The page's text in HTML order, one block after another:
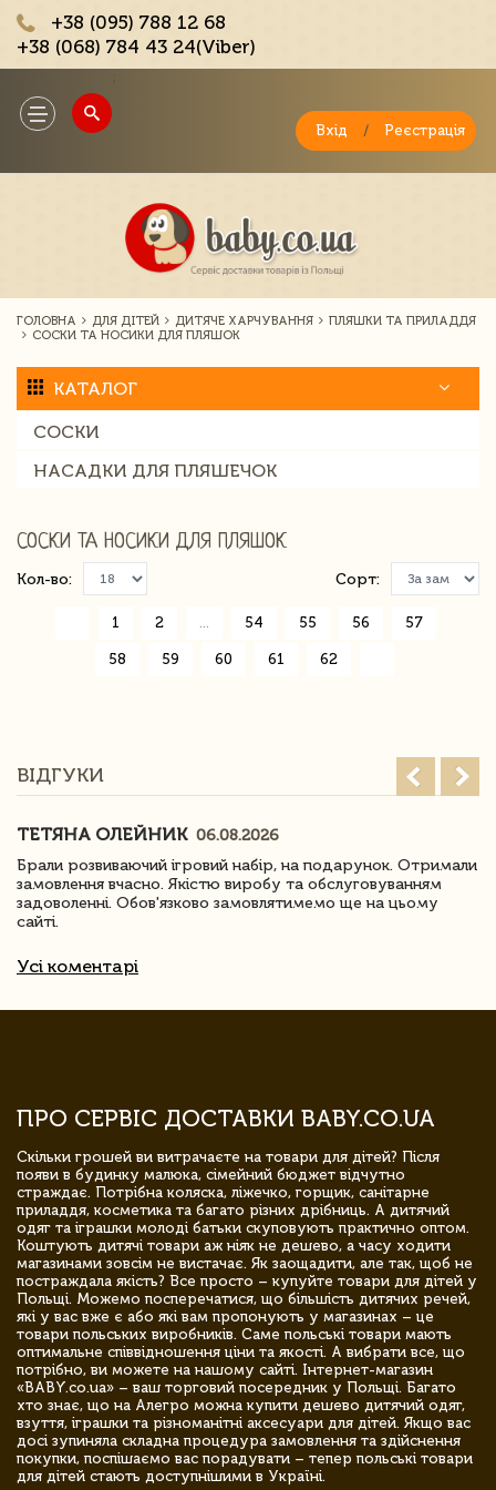
+38 (095) 788 12 68
+38 (068) 784 43 24(Viber)
Toggle
navigation
Вхід / Реєстрація
ГОЛОВНА ДЛЯ ДІТЕЙ ДИТЯЧЕ ХАРЧУВАННЯ
ПЛЯШКИ ТА ПРИЛАДДЯ
СОСКИ ТА НОСИКИ ДЛЯ ПЛЯШОК
КАТАЛОГ
СОСКИ
НАСАДКИ ДЛЯ ПЛЯШЕЧОК
СОСКИ ТА НОСИКИ ДЛЯ ПЛЯШОК
Кол-во: Сорт:
1 2 54 55 56 57
58 59 60 61 62
ВІДГУКИ
ТЕТЯНА ОЛЕЙНИК 06.08.2026
Брали розвиваючий ігровий набір, на подарунок. Отримали
замовлення вчасно. Якістю виробу та обслуговуванням
задоволенні. Обов'язково замовлятимемо ще на цьому
сайті.
Усі коментарі
ПРО СЕРВІС ДОСТАВКИ BABY.CO.UA
Скільки грошей ви витрачаєте на товари для дітей? Після
появи в будинку малюка, сімейний бюджет відчутно
страждає. Потрібна коляска, ліжечко, горщик, санітарне
приладдя, косметика та багато різних дрібниць. А дитячий
одяг та іграшки молоді батьки скуповують практично оптом.
Коштують дитячі товари аж ніяк не дешево, а часу ходити
магазинами зовсім не вистачає. Як заощадити, але так, щоб не
постраждала якість? Все просто – купуйте товари для дітей у
Польщі. Можемо посперечатися, що більшість дитячих речей,
які у вас вже є або які вам пропонують у магазинах – це
товари польських виробників. Саме польські товари мають
оптимальне співвідношення ціни та якості. А вибрати все, що
потрібно, ви можете на нашому сайті. Інтернет-магазин
«BABY.co.ua» – ваш торговий посередник у Польщі. Багато
хто знає, що на Алегро можна купити дешево дитячий одяг,
взуття, іграшки та різноманітні аксесуари для дітей. Якщо вас
досі зупиняла складна процедура замовлення та здійснення
покупки, поспішаємо вас порадувати – тепер польські товари
для дітей стають доступнішими в Україні.